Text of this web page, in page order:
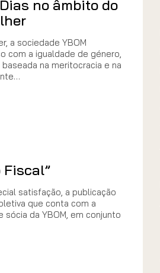
no âmbito do
a sociedade YBOM
com a igualdade de género,
na meritocracia e na
Fiscal”
satisfação, a publicação
que conta com a
sócia da YBOM, em conjunto